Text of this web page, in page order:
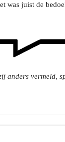
was juist de
anders vermeld,